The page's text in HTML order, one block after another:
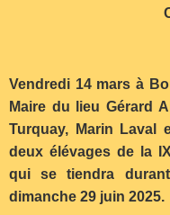
Vendredi 14 mars à
Maire du lieu Gérard
Turquay, Marin Laval
deux élévages de la
qui se tiendra
dimanche 29 juin 2025.